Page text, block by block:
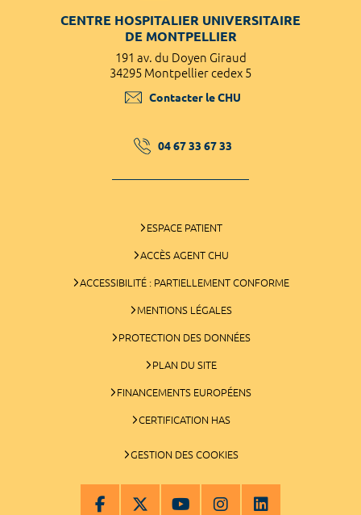
CENTRE HOSPITALIER UNIVERSITAIRE
DE MONTPELLIER
191 av. du Doyen Giraud
34295 Montpellier cedex 5
Contacter le CHU
04 67 33 67 33
ESPACE PATIENT
ACCÈS AGENT CHU
ACCESSIBILITÉ : PARTIELLEMENT CONFORME
MENTIONS LÉGALES
PROTECTION DES DONNÉES
PLAN DU SITE
FINANCEMENTS EUROPÉENS
CERTIFICATION HAS
GESTION DES COOKIES